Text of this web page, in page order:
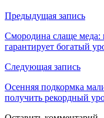
Предыдущая запись
Смородина слаще меда:
гарантирует богатый
Следующая запись
Осенняя подкормка
получить рекордный